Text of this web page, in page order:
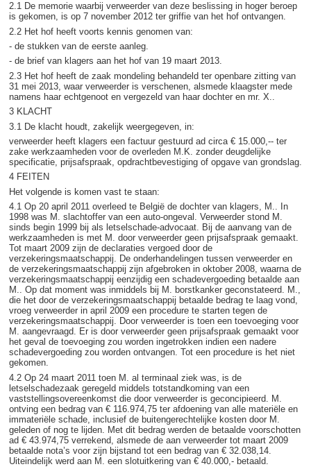
2.1 De memorie waarbij verweerder van deze beslissing in hoger beroep
is gekomen, is op 7 november 2012 ter griffie van het hof ontvangen.
2.2 Het hof heeft voorts kennis genomen van:
- de stukken van de eerste aanleg.
- de brief van klagers aan het hof van 19 maart 2013.
2.3 Het hof heeft de zaak mondeling behandeld ter openbare zitting van
31 mei 2013, waar verweerder is verschenen, alsmede klaagster mede
namens haar echtgenoot en vergezeld van haar dochter en mr. X..
3 KLACHT
3.1 De klacht houdt, zakelijk weergegeven, in:
verweerder heeft klagers een factuur gestuurd ad circa € 15.000,-- ter
zake werkzaamheden voor de overleden M.K. zonder deugdelijke
specificatie, prijsafspraak, opdrachtbevestiging of opgave van grondslag.
4 FEITEN
Het volgende is komen vast te staan:
4.1 Op 20 april 2011 overleed te België de dochter van klagers, M.. In
1998 was M. slachtoffer van een auto-ongeval. Verweerder stond M.
sinds begin 1999 bij als letselschade-advocaat. Bij de aanvang van de
werkzaamheden is met M. door verweerder geen prijsafspraak gemaakt.
Tot maart 2009 zijn de declaraties vergoed door de
verzekeringsmaatschappij. De onderhandelingen tussen verweerder en
de verzekeringsmaatschappij zijn afgebroken in oktober 2008, waarna de
verzekeringsmaatschappij eenzijdig een schadevergoeding betaalde aan
M.. Op dat moment was inmiddels bij M. borstkanker geconstateerd. M.,
die het door de verzekeringsmaatschappij betaalde bedrag te laag vond,
vroeg verweerder in april 2009 een procedure te starten tegen de
verzekeringsmaatschappij. Door verweerder is toen een toevoeging voor
M. aangevraagd. Er is door verweerder geen prijsafspraak gemaakt voor
het geval de toevoeging zou worden ingetrokken indien een nadere
schadevergoeding zou worden ontvangen. Tot een procedure is het niet
gekomen.
4.2 Op 24 maart 2011 toen M. al terminaal ziek was, is de
letselschadezaak geregeld middels totstandkoming van een
vaststellingsovereenkomst die door verweerder is geconcipieerd. M.
ontving een bedrag van € 116.974,75 ter afdoening van alle materiële en
immateriële schade, inclusief de buitengerechtelijke kosten door M.
geleden of nog te lijden. Met dit bedrag werden de betaalde voorschotten
ad € 43.974,75 verrekend, alsmede de aan verweerder tot maart 2009
betaalde nota’s voor zijn bijstand tot een bedrag van € 32.038,14.
Uiteindelijk werd aan M. een slotuitkering van € 40.000,- betaald.